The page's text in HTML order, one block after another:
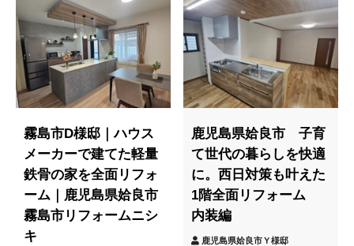
霧島市D様邸｜ハウス
メーカーで建てた軽量
鉄骨の家を全面リフォ
ーム｜鹿児島県姶良市
霧島市リフォームニシ
キ
鹿児島県姶良市 子育
て世代の暮らしを快適
に。西日対策も叶えた
1階全面リフォーム
内装編
鹿児島県姶良市Ｙ様邸